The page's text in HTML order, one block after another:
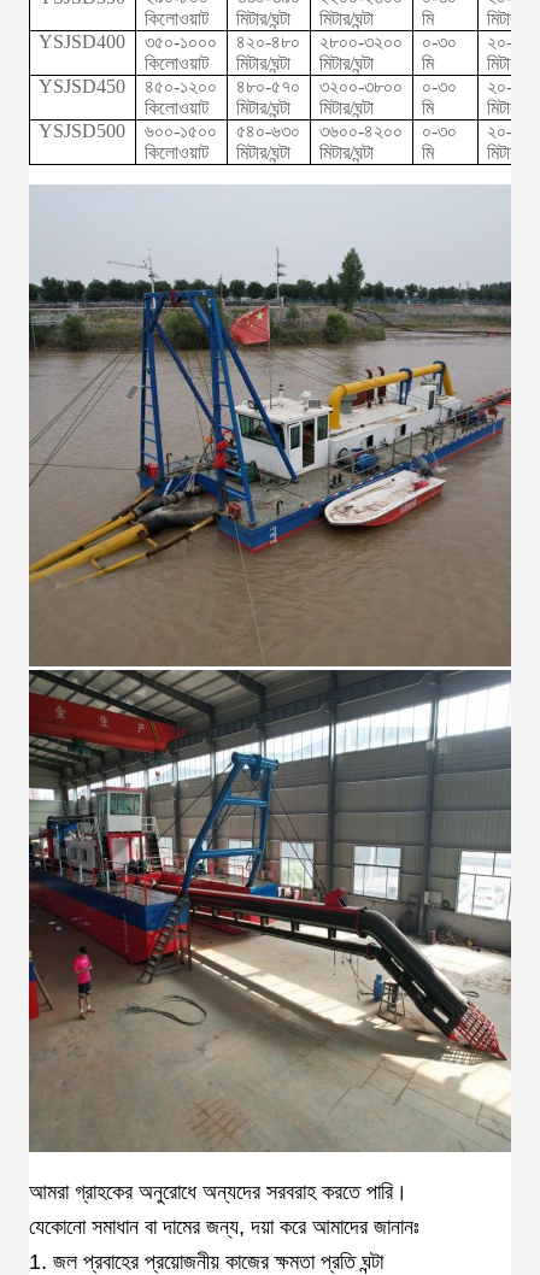
কিলোওয়াট
মিটার/ঘন্টা
মিটার/ঘন্টা
মি
মিটার
YSJSD400
৩৫০-১০০০
কিলোওয়াট
৪২০-৪৮০
মিটার/ঘন্টা
২৮০০-৩২০০
মিটার/ঘন্টা
০-৩০
মি
২০-৬৫
মিটার
YSJSD450
৪৫০-১২০০
কিলোওয়াট
৪৮০-৫৭০
মিটার/ঘন্টা
৩২০০-৩৮০০
মিটার/ঘন্টা
০-৩০
মি
২০-৬৫
মিটার
YSJSD500
৬০০-১৫০০
কিলোওয়াট
৫৪০-৬৩০
মিটার/ঘন্টা
৩৬০০-৪২০০
মিটার/ঘন্টা
০-৩০
মি
২০-৬৫
মিটার
আমরা গ্রাহকের অনুরোধে অন্যদের সরবরাহ করতে পারি।
যেকোনো সমাধান বা দামের জন্য, দয়া করে আমাদের জানানঃ
1. জল প্রবাহের প্রয়োজনীয় কাজের ক্ষমতা প্রতি ঘন্টা